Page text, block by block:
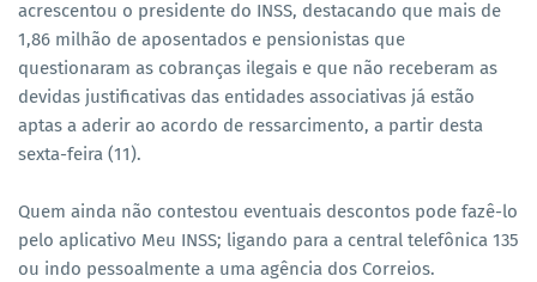
acrescentou o presidente do INSS, destacando que mais de
1,86 milhão de aposentados e pensionistas que
questionaram as cobranças ilegais e que não receberam as
devidas justificativas das entidades associativas já estão
aptas a aderir ao acordo de ressarcimento, a partir desta
sexta-feira (11).
Quem ainda não contestou eventuais descontos pode fazê-lo
pelo aplicativo Meu INSS; ligando para a central telefônica 135
ou indo pessoalmente a uma agência dos Correios.